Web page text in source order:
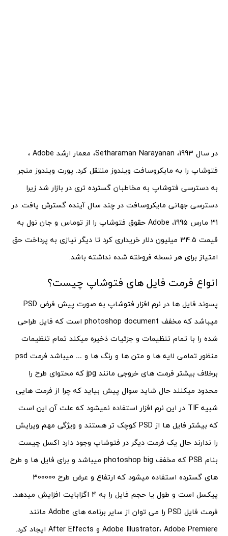
در سال 1993، Setharaman Narayanan، معمار ارشد Adobe ،
فتوشاپ را به مایکروسافت ویندوز منتقل کرد. پورت ویندوز منجر
به دسترسی فتوشاپ به مخاطبان گسترده تری در بازار شد زیرا
دسترسی جهانی مایکروسافت در چند سال آینده گسترش یافت. در
31 مارس 1995، Adobe حقوق فتوشاپ را از توماس و جان نول به
قیمت 34.5 میلیون دلار خریداری کرد تا دیگر نیازی به پرداخت حق
امتیاز برای هر نسخه فروخته شده نداشته باشد.
انواع فرمت فایل های فتوشاپ چیست؟
پسوند فایل ها در نرم افزار فتوشاپ به صورت پیش فرض PSD
میباشد که مخفف photoshop document است که فایل طراحی
شده را با تمام تنظیمات و جزئیات ذخیره میکند تمام تنظیمات
منظور تمامی لایه ها و متن ها و رنگ ها و … میباشد فرمت psd
برخلاف بیشتر فرمت های خروجی مانند jpg که محتوای طرح را
محدود میکنند حال شاید سوال پیش بیاید که چرا از فرمت هایی
شبیه TIF در این نرم افزار استفاده نمیشود که علت آن این است
که بیشتر فایل ها از PSD کوچک تر هستند و ویژگی مهم ویرایش
را ندارند حال یک فرمت دیگر در فتوشاپ وجود دارد اکسل چیست
بنام PSB که مخفف photoshop big میباشد و برای فایل ها و طرح
های گسترده استفاده میشود که ارتفاع و عرض طرح 300000
پیکسل است و طول یا حجم فایل را به 4 اگزابایت افزایش میدهد.
فرمت فایل PSD را می توان از سایر برنامه های Adobe مانند
Adobe Illustrator، Adobe Premiere و After Effects ایجاد کرد.